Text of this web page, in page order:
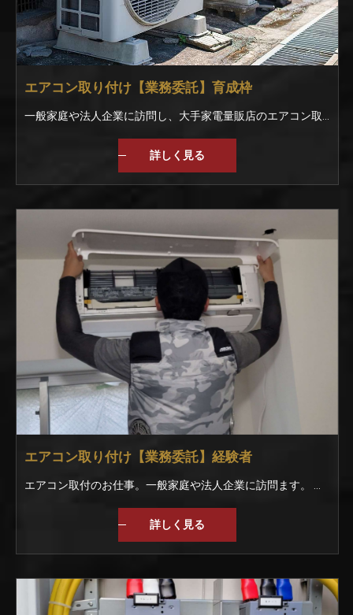
エアコン取り付け【業務委託】育成枠
一般家庭や法人企業に訪問し、大手家電量販店のエアコン取付のお仕事。 まずは、商品を運んだり、部品を渡すなどの作業です。 入社時のレベルに合わせて丁寧に教えていきます。 もし分からない事があれば周りの仲間がフォローしますよ！ 【未経験でも安心のスタートを】 今はなにもわからなくても大丈夫｡ 入社後はベテランスタッフと一緒に作業を行いが丁寧に教えていきます｡ 一般家庭や企業に訪問して取り付けをおこなうので、不備やミスがあってはいけません｡ 自信を持って作業できるようになるまでしっかりと指導していきますので、安心してくださいね｡
詳しく見る
エアコン取り付け【業務委託】経験者
詳しく見る